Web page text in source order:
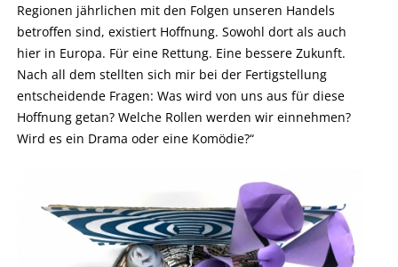
Regionen jährlichen mit den Folgen unseren Handels
betroffen sind, existiert Hoffnung. Sowohl dort als auch
hier in Europa. Für eine Rettung. Eine bessere Zukunft.
Nach all dem stellten sich mir bei der Fertigstellung
entscheidende Fragen: Was wird von uns aus für diese
Hoffnung getan? Welche Rollen werden wir einnehmen?
Wird es ein Drama oder eine Komödie?“